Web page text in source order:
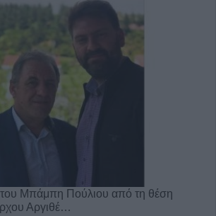
Μπάμπη Πούλιου από τη θέση
Αργιθέ…